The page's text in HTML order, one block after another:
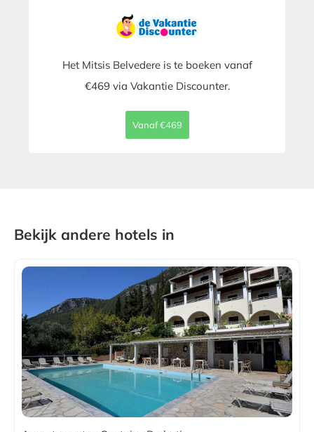
Het Mitsis Belvedere is te boeken vanaf
€469 via Vakantie Discounter.
Vanaf €469
Bekijk andere hotels in